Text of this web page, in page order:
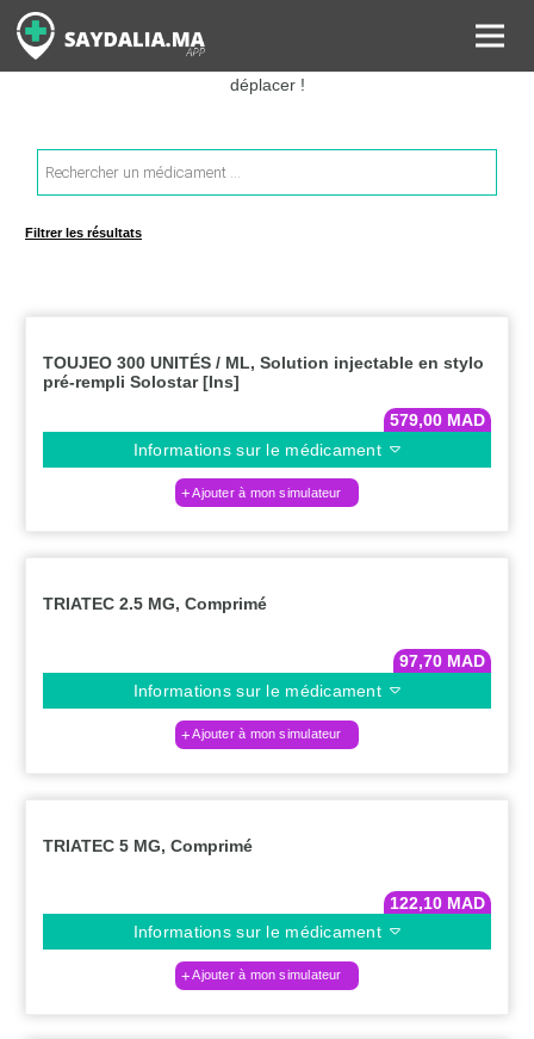
Rechercher les informations sur vos médicaments, leurs prix et
estimer ainsi le coût total de votre ordonnance, sans vous
déplacer !
Recherche
de
produits
Filtrer les résultats
TOUJEO 300 UNITÉS / ML, Solution injectable en stylo
pré-rempli Solostar [Ins]
579,00 MAD
Informations sur le médicament
Ajouter à mon simulateur
TRIATEC 2.5 MG, Comprimé
97,70 MAD
Informations sur le médicament
Ajouter à mon simulateur
TRIATEC 5 MG, Comprimé
122,10 MAD
Informations sur le médicament
Ajouter à mon simulateur